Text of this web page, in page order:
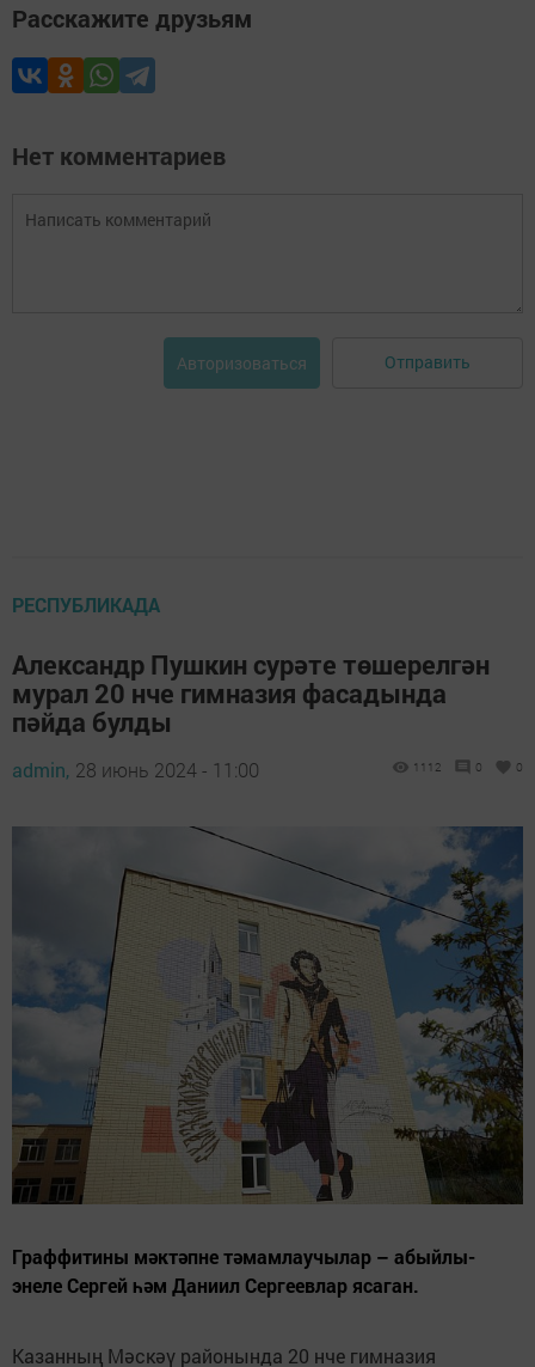
Расскажите друзьям
Нет комментариев
Авторизоваться Отправить
РЕСПУБЛИКАДА
Александр Пушкин сурәте төшерелгән
мурал 20 нче гимназия фасадында
пәйда булды
admin, 28 июнь 2024 - 11:00 1112 0 0
Граффитины мәктәпне тәмамлаучылар – абыйлы-
энеле Сергей һәм Даниил Сергеевлар ясаган.
Казанның Мәскәү районында 20 нче гимназия